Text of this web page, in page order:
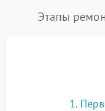
Этапы
1.